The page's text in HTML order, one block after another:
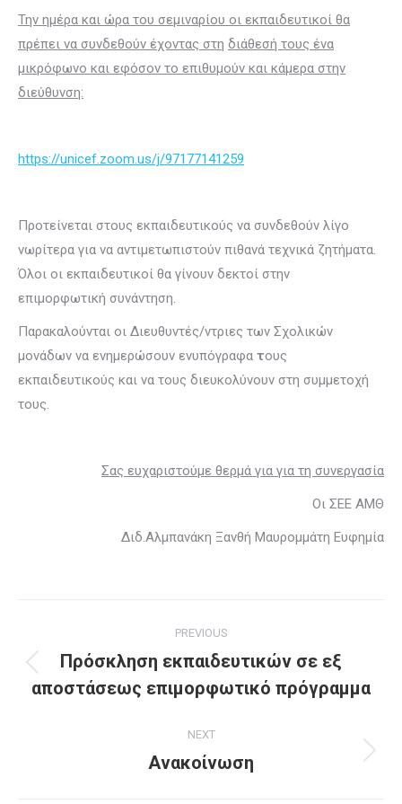
Την ημέρα και ώρα του σεμιναρίου οι εκπαιδευτικοί θα
πρέπει να συνδεθούν έχοντας στη διάθεσή τους ένα
μικρόφωνο και εφόσον το επιθυμούν και κάμερα στην
διεύθυνση:
https://unicef.zoom.us/j/97177141259
Προτείνεται στους εκπαιδευτικούς να συνδεθούν λίγο
νωρίτερα για να αντιμετωπιστούν πιθανά τεχνικά ζητήματα.
Όλοι οι εκπαιδευτικοί θα γίνουν δεκτοί στην
επιμορφωτική συνάντηση.
Παρακαλούνται οι Διευθυντές/ντριες των Σχολικών
μονάδων να ενημερώσουν ενυπόγραφα τους
εκπαιδευτικούς και να τους διευκολύνουν στη συμμετοχή
τους.
Σας ευχαριστούμε θερμά για για τη συνεργασία
Οι ΣΕΕ ΑΜΘ
Διδ.Αλμπανάκη Ξανθή Μαυρομμάτη Ευφημία
navigation
PREVIOUS
Previous
post:
Πρόσκληση εκπαιδευτικών σε εξ
αποστάσεως επιμορφωτικό πρόγραμμα
NEXT
Next
Ανακοίνωση